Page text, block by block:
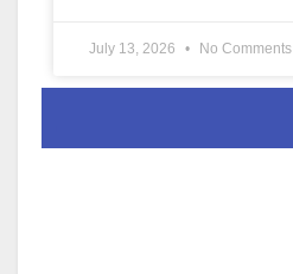
July 13, 2026 No Comments